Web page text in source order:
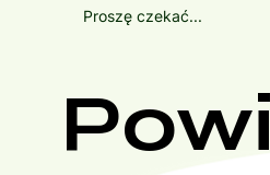
Proszę czekać...